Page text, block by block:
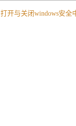
打开与关闭windows安全